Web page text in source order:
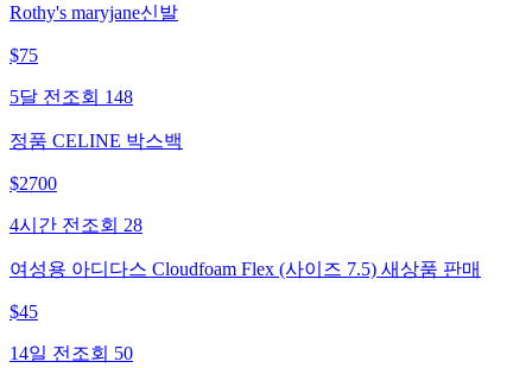
Rothy's maryjane신발
$75
5달 전 조회 148
정품 CELINE 박스백
$2700
4시간 전 조회 28
여성용 아디다스 Cloudfoam Flex (사이즈 7.5) 새상품 판매
$45
14일 전 조회 50